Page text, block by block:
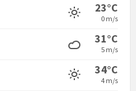
23°C
0 m/s
31°C
5 m/s
34°C
4 m/s